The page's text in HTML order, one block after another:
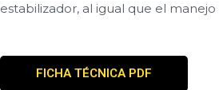
estabilizador, al igual que el
FICHA TÉCNICA PDF